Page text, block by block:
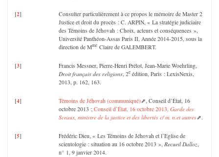
[2]
Consulter particulièrement à ce propos le mémoire de Master 2
Justice et droit du procès : C. ARPIN, « La stratégie judiciaire
des Témoins de Jéhovah : Choix, acteurs et conséquences »,
Université Panthéon-Assas Paris II, Année 2014-2015, sous la
direction de Mme Claire de GALEMBERT.
[3]
Francis Messner, Pierre-Henri Prélot, Jean-Marie Woehrling,
Droit français des religions, 2e édition, Paris : LexisNexis,
2013, p. 162, 163.
[4] Témoins de Jéhovah (communiqué)
, Conseil d’État, 16
octobre 2013 ; Conseil d’État, 16 octobre 2013, Garde des
Sceaux, ministre de la justice et des libertés c/ m. n.et autres
.
[5]
Frédéric Dieu, « Les Témoins de Jéhovah et l’Eglise de
scientologie : situation au 16 octobre 2013 », Recueil Dalloz,
n° 1, 9 janvier 2014.